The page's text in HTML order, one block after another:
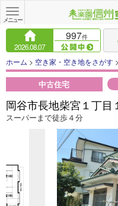
Toggle
navigation
メニュー
2026.08.07
997件
ホーム > 空き家・空き地をさがす
中古住宅
岡谷市長地柴宮１丁目
スーパーまで徒歩４分